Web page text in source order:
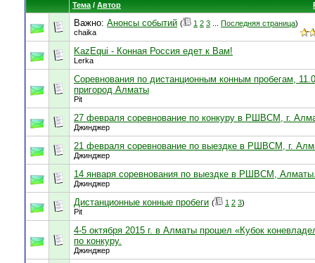
Тема / Автор
Важно: Анонсы событий ( 1 2 3 Последняя страница)
chaika
KazEqui - Конная Россия едет к Вам!
Lerka
Соревнования по дистанционным конным пробегам,
пригород Алматы
Pit
27 февраля соревнование по конкуру в РШВСМ, г.
Джинджер
21 февраля соревнование по выездке в РШВСМ, г.
Джинджер
14 января соревнования по выездке в РШВСМ,
Джинджер
Дистанционные конные пробеги ( 1 2 3)
Pit
4-5 октября 2015 г. в Алматы прошел «Кубок
по конкуру.
Джинджер